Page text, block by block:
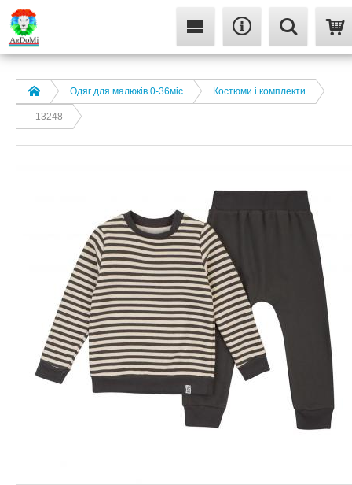
Одяг для малюків 0-36міс Костюми і комплекти
13248